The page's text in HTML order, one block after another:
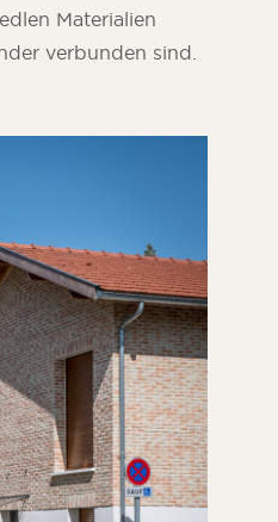
Materialien
verbunden sind.